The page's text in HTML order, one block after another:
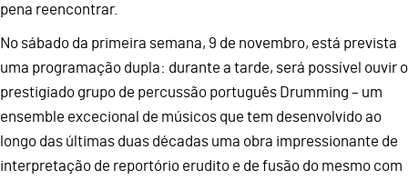
pena reencontrar.
No sábado da primeira semana, 9 de novembro, está prevista
uma programação dupla: durante a tarde, será possível ouvir o
prestigiado grupo de percussão português Drumming – um
ensemble excecional de músicos que tem desenvolvido ao
longo das últimas duas décadas uma obra impressionante de
interpretação de reportório erudito e de fusão do mesmo com